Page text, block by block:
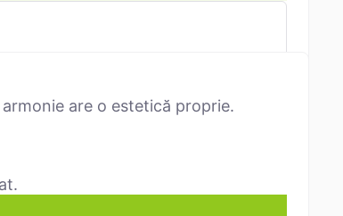
are o estetică proprie.